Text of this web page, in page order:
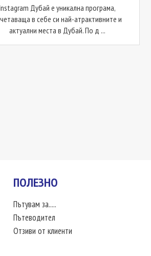
Дубай е уникална програма,
в себе си най-атрактивните и
актуални места в Дубай. По д ...
ПОЛЕЗНО
Пътувам за.....
Пътеводител
Отзиви от клиенти